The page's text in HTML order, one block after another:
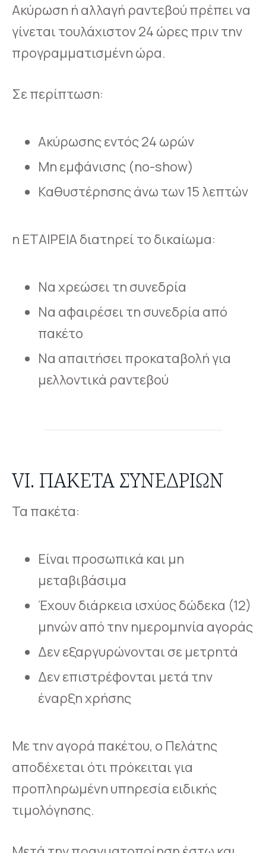
Ακύρωση ή αλλαγή ραντεβού πρέπει να
γίνεται τουλάχιστον 24 ώρες πριν την
προγραμματισμένη ώρα.
Σε περίπτωση:
Ακύρωσης εντός 24 ωρών
Μη εμφάνισης (no-show)
Καθυστέρησης άνω των 15 λεπτών
η ΕΤΑΙΡΕΙΑ διατηρεί το δικαίωμα:
Να χρεώσει τη συνεδρία
Να αφαιρέσει τη συνεδρία από
πακέτο
Να απαιτήσει προκαταβολή για
μελλοντικά ραντεβού
VI. ΠΑΚΈΤΑ ΣΥΝΕΔΡΙΏΝ
Τα πακέτα:
Είναι προσωπικά και μη
μεταβιβάσιμα
Έχουν διάρκεια ισχύος δώδεκα (12)
μηνών από την ημερομηνία αγοράς
Δεν εξαργυρώνονται σε μετρητά
Δεν επιστρέφονται μετά την
έναρξη χρήσης
Με την αγορά πακέτου, ο Πελάτης
αποδέχεται ότι πρόκειται για
προπληρωμένη υπηρεσία ειδικής
τιμολόγησης.